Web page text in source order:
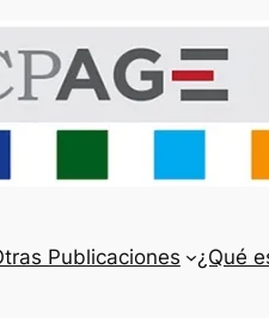
Publicaciones ¿Qué